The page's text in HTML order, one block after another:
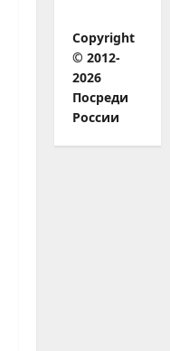
Copyright
© 2012-
2026
Посреди
России